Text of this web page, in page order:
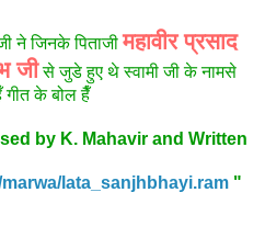
ने जिनके पिताजी महावीर प्रसाद
जीसे जुडे हुए थे स्वामी जी के नामसे
के बोल हैँ
by K. Mahavir and Written
lata_sanjhbhayi.ram "